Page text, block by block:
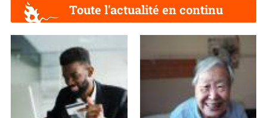
Toute l'actualité en continu